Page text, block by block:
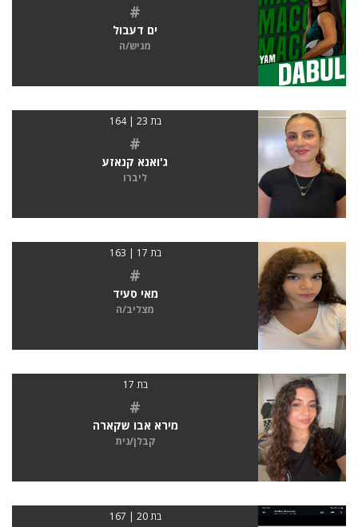
#
ים דעבול
מגיש/ה
בת 23 | 164
#
ג'ואנא קנאזע
ליברו
בת 17 | 163
#
מאי סעיד
מצליב/ה
בת 17
#
מירא אבו שקארה
קבלן/נית
בת 20 | 167